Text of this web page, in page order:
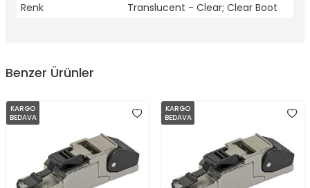
Renk
Translucent - Clear; Clear Boot
Benzer Ürünler
KARGO
BEDAVA
KARGO
BEDAVA